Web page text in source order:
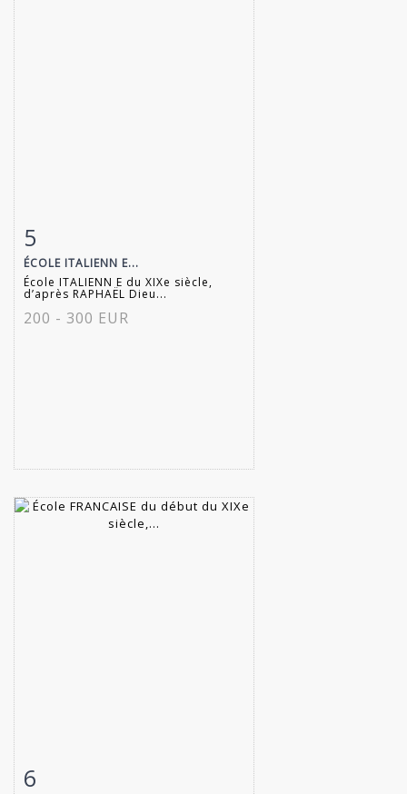
Fiche détaillée
5
ÉCOLE ITALIENN E...
École ITALIENN E du XIXe siècle,
d’après RAPHAËL Dieu...
200 - 300 EUR
Fiche détaillée
6